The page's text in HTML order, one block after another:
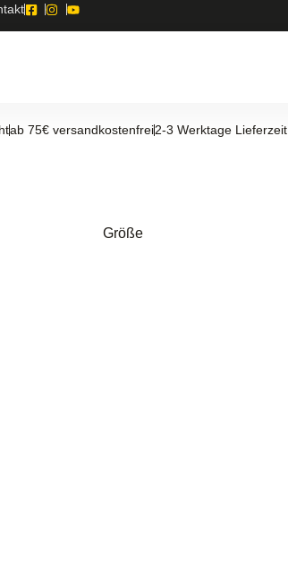
ab 75€ versandkostenfrei2-3 Werktage Lieferzeit
Größe